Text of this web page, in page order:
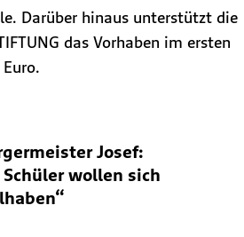
Darüber hinaus unterstützt die
das Vorhaben im ersten
Josef:
wollen sich